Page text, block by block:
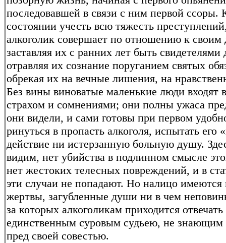
последовавшей в связи с ним первой ссоры.
состоянии учесть всю тяжесть
алкоголик совершает по отношению к своим
заставляя их с ранних лет быть свидетелями
отравляя их сознание поруганием святых
обрекая их на вечные лишения, на
Без вины виноватые маленькие люди входят
страхом и сомнениями; они полны ужаса
они видели, и сами готовы при первом
ринуться в пропасть алкоголя, испытать его
действие ни истерзанную больную душу.
видим, нет убийства в подлинном смысле
нет жестоких телесных повреждений, и в
эти случаи не попадают. Но налицо имеются
жертвы, загубленные души ни в чем
за которых алкоголикам приходится
единственным суровым судьею, не
пред своей совестью.